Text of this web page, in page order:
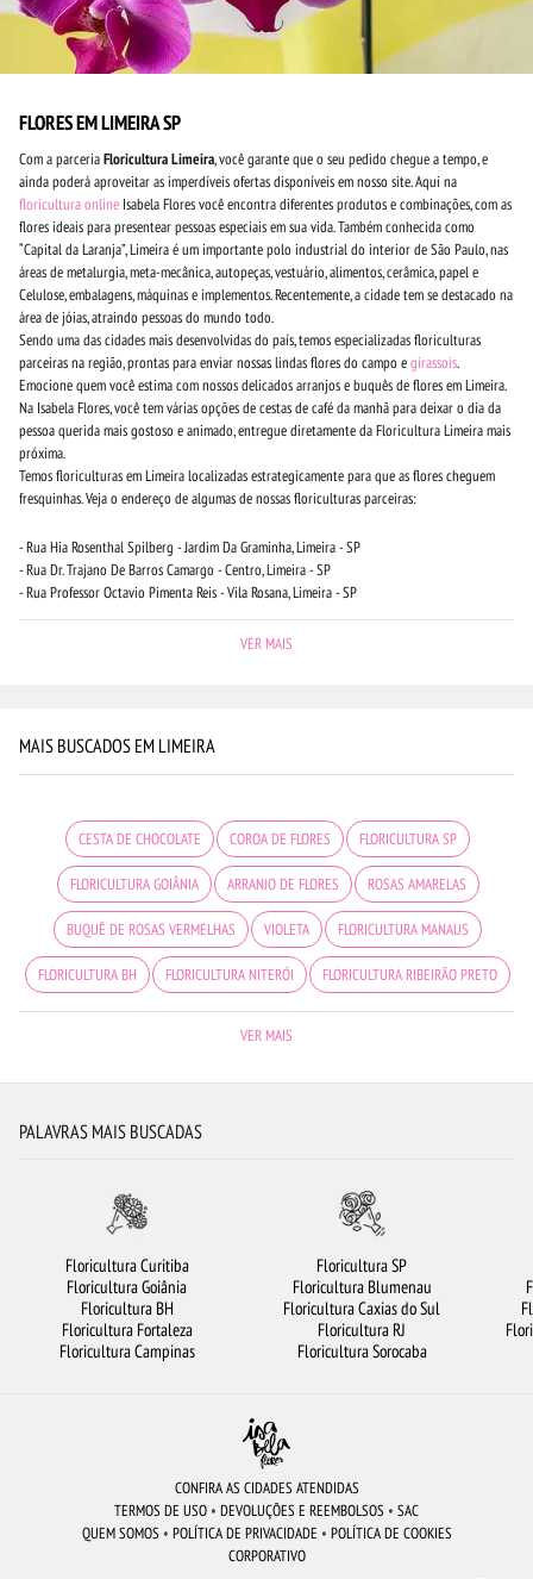
FLORES EM LIMEIRA SP
Com a parceriaFloricultura Limeira, você garante que o seu pedido chegue a tempo, e
ainda poderá aproveitar as imperdíveis ofertas disponíveis em nosso site. Aqui na
floricultura online Isabela Flores você encontra diferentes produtos e combinações, com as
flores ideais para presentear pessoas especiais em sua vida. Também conhecida como
“Capital da Laranja”, Limeira é um importante polo industrial do interior de São Paulo, nas
áreas de metalurgia, meta-mecânica, autopeças, vestuário, alimentos, cerâmica, papel e
Celulose, embalagens, máquinas e implementos. Recentemente, a cidade tem se destacado na
área de jóias, atraindo pessoas do mundo todo.
Sendo uma das cidades mais desenvolvidas do país, temos especializadas floriculturas
parceiras na região, prontas para enviar nossas lindas flores do campo egirassois.
Emocione quem você estima com nossos delicados arranjos e buquês de flores em Limeira.
Na Isabela Flores, você tem várias opções de cestas de café da manhã para deixar o dia da
pessoa querida mais gostoso e animado, entregue diretamente da Floricultura Limeira mais
próxima.
Temos floriculturas em Limeira localizadas estrategicamente para que as flores cheguem
fresquinhas. Veja o endereço de algumas de nossas floriculturas parceiras:
- Rua Hia Rosenthal Spilberg - Jardim Da Graminha, Limeira - SP
- Rua Dr. Trajano De Barros Camargo - Centro, Limeira - SP
- Rua Professor Octavio Pimenta Reis - Vila Rosana, Limeira - SP
VER MAIS
MAIS BUSCADOS EM LIMEIRA
CESTA DE CHOCOLATE COROA DE FLORES FLORICULTURA SP
FLORICULTURA GOIÂNIA ARRANJO DE FLORES ROSAS AMARELAS
BUQUÊ DE ROSAS VERMELHAS VIOLETA FLORICULTURA MANAUS
FLORICULTURA BH FLORICULTURA NITERÓI FLORICULTURA RIBEIRÃO PRETO
FLORICULTURA SÃO BERNARDO DO CAMPO FLORICULTURA JUNDIAÍ
FLORICULTURA BRASÍLIA FLORICULTURA SANTO ANDRÉ
FLORICULTURA BARUERI ORQUÍDEAS
BUQUÊ DE 12 ROSAS VERMELHAS
BUQUÊ DE 20 ROSAS VERMELHAS
FLORES DO CAMPO FLORICULTURA UBERLÂNDIA BUQUÊS DE FLORES
FLORICULTURA SANTOS
VER MAIS
PALAVRAS MAIS BUSCADAS
Floricultura Curitiba
Floricultura Goiânia
Floricultura BH
Floricultura Fortaleza
Floricultura Campinas
Floricultura SP
Floricultura Blumenau
Floricultura Caxias do Sul
Floricultura RJ
Floricultura Sorocaba
CONFIRA AS CIDADES ATENDIDAS
TERMOS DE USO • DEVOLUÇÕES E REEMBOLSOS • SAC
QUEM SOMOS • POLÍTICA DE PRIVACIDADE • POLÍTICA DE COOKIES
CORPORATIVO